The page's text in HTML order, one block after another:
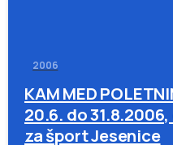
2006
KAM MED
20.6. do
za šport Jesenice